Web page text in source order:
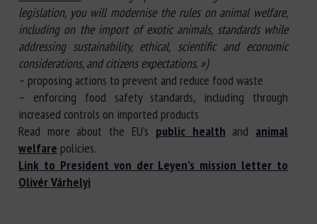
legislation, you will modernise the rules on animal welfare,
including on the import of exotic animals, standards while
addressing sustainability, ethical, scientific and economic
considerations, and citizens expectations. »)
– proposing actions to prevent and reduce food waste
– enforcing food safety standards, including through
increased controls on imported products
Read more about the EU’s public health and animal
welfare policies.
Link to President von der Leyen’s mission letter to
Olivér Várhelyi